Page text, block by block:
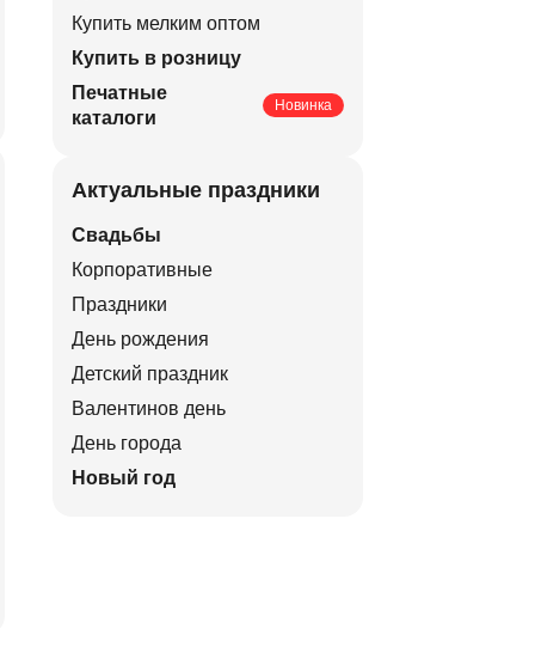
Купить мелким оптом
Купить в розницу
Печатные
каталоги
Новинка
Актуальные праздники
Свадьбы
Корпоративные
Праздники
День рождения
Детский праздник
Валентинов день
День города
Новый год